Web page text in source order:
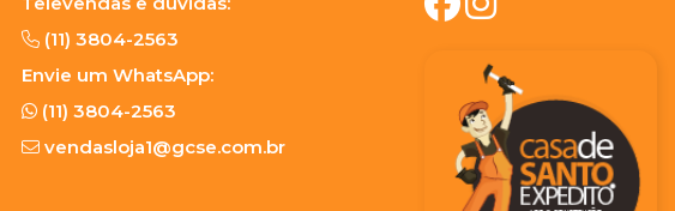
(11) 3804-2563
Envie um WhatsApp:
(11) 3804-2563
vendasloja1@gcse.com.br